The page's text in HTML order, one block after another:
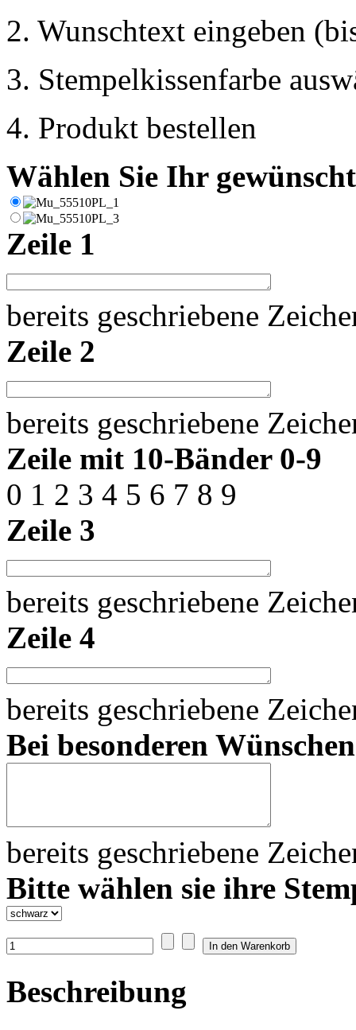
2. Wunschtext eingeben
3. Stempelkissenfarbe
4. Produkt bestellen
Wählen Sie Ihr
Zeile 1
bereits geschriebene
Zeile 2
bereits geschriebene
Zeile mit 10-Bänder 0-9
0 1 2 3 4 5 6 7 8 9
Zeile 3
bereits geschriebene
Zeile 4
bereits geschriebene
Bei besonderen
bereits geschriebene
Bitte wählen sie ihre
Beschreibung